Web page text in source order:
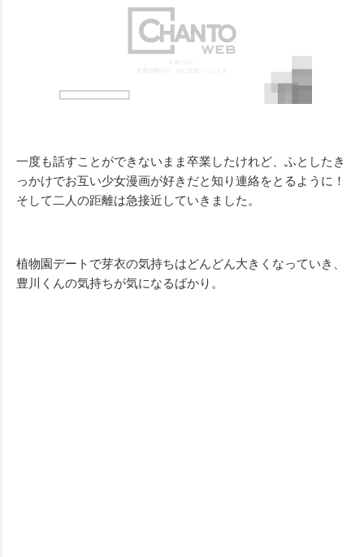
一度も話すことができないまま卒業したけれど、ふとしたき
っかけでお互い少女漫画が好きだと知り連絡をとるように！
そして二人の距離は急接近していきました。
植物園デートで芽衣の気持ちはどんどん大きくなっていき、
豊川くんの気持ちが気になるばかり。